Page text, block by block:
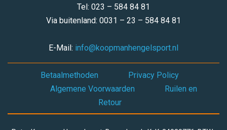
Tel: 023 – 584 84 81
Via buitenland: 0031 – 23 – 584 84 81
E-Mail: info@koopmanhengelsport.nl
Betaalmethoden
Privacy Policy
Algemene Voorwaarden
Ruilen en
Retour